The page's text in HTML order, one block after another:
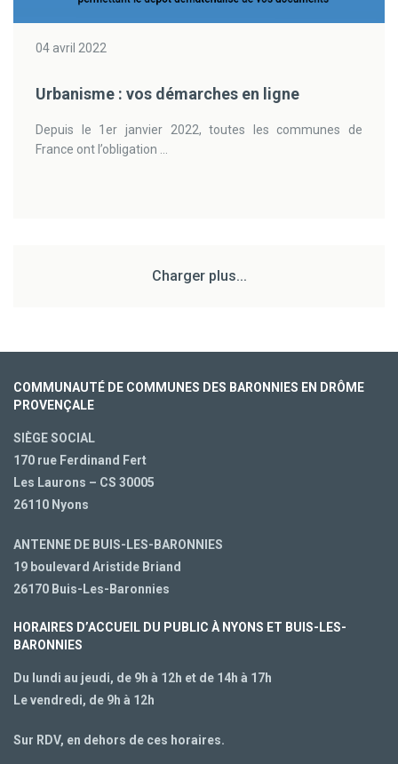
04 avril 2022
Urbanisme : vos démarches en ligne
Depuis le 1er janvier 2022, toutes les communes de
France ont l’obligation ...
Charger plus...
COMMUNAUTÉ DE COMMUNES DES BARONNIES EN DRÔME
PROVENÇALE
SIÈGE SOCIAL
170 rue Ferdinand Fert
Les Laurons – CS 30005
26110 Nyons
ANTENNE DE BUIS-LES-BARONNIES
19 boulevard Aristide Briand
26170 Buis-Les-Baronnies
HORAIRES D’ACCUEIL DU PUBLIC À NYONS ET BUIS-LES-
BARONNIES
Du lundi au jeudi, de 9h à 12h et de 14h à 17h
Le vendredi, de 9h à 12h
Sur RDV, en dehors de ces horaires.